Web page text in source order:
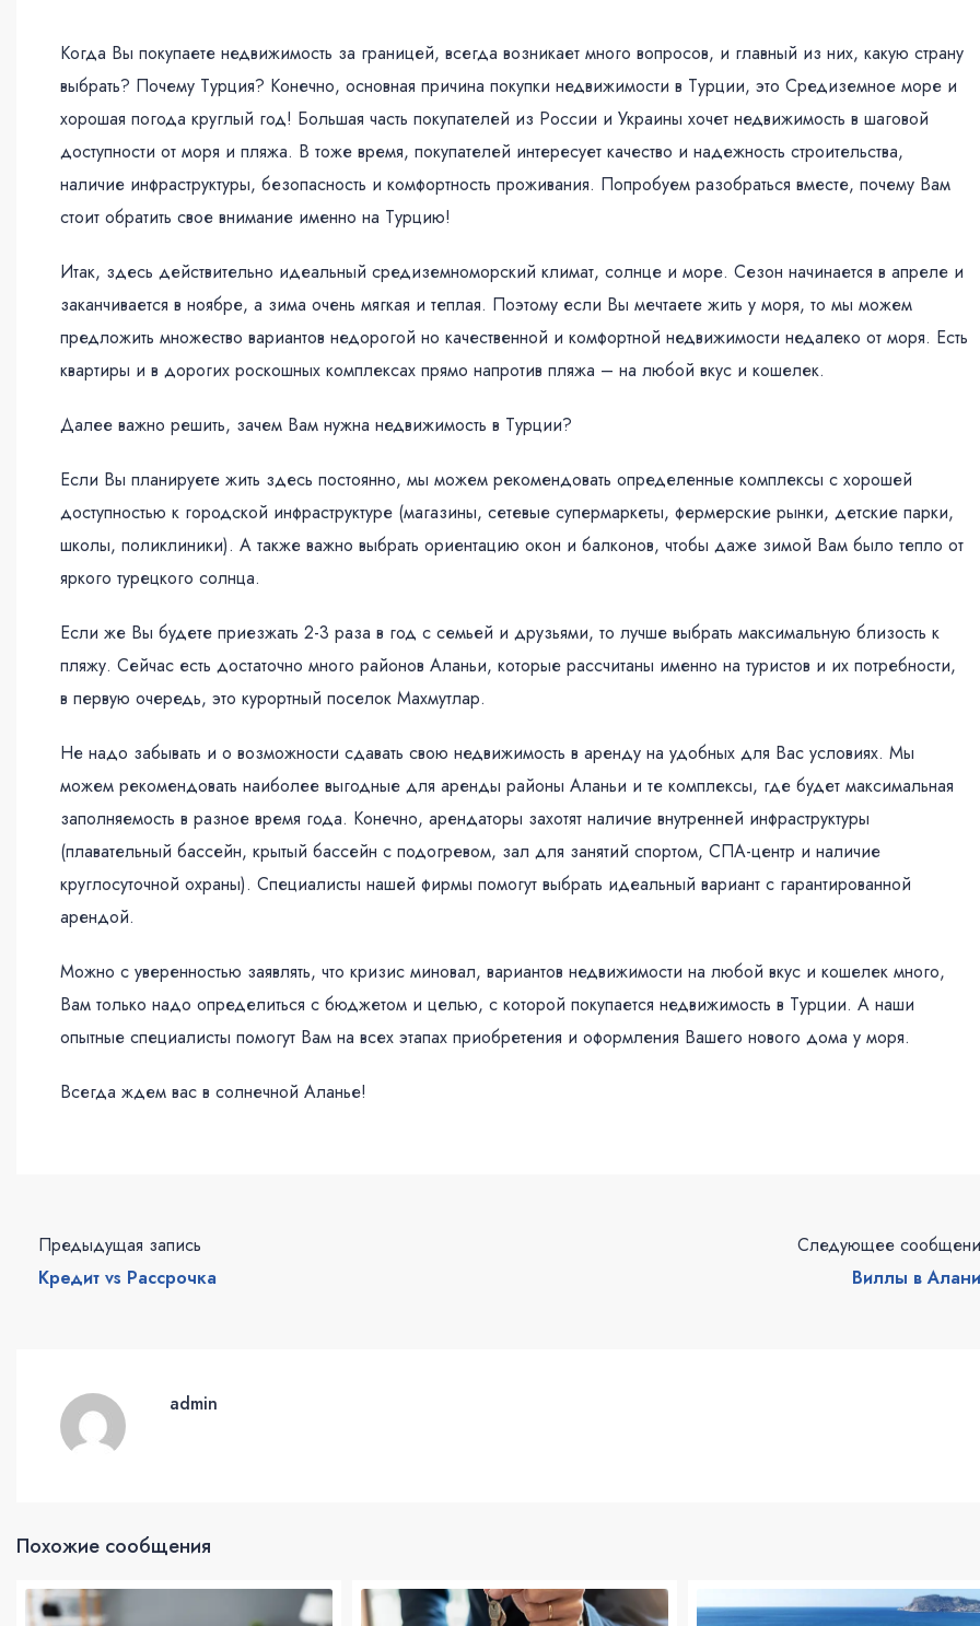
Когда Вы покупаете недвижимость за границей, всегда возникает много вопросов, и главный из них, какую страну
выбрать? Почему Турция? Конечно, основная причина покупки недвижимости в Турции, это Средиземное море и
хорошая погода круглый год! Большая часть покупателей из России и Украины хочет недвижимость в шаговой
доступности от моря и пляжа. В тоже время, покупателей интересует качество и надежность строительства,
наличие инфраструктуры, безопасность и комфортность проживания. Попробуем разобраться вместе, почему Вам
стоит обратить свое внимание именно на Турцию!
Итак, здесь действительно идеальный средиземноморский климат, солнце и море. Сезон начинается в апреле и
заканчивается в ноябре, а зима очень мягкая и теплая. Поэтому если Вы мечтаете жить у моря, то мы можем
предложить множество вариантов недорогой но качественной и комфортной недвижимости недалеко от моря. Есть
квартиры и в дорогих роскошных комплексах прямо напротив пляжа – на любой вкус и кошелек.
Далее важно решить, зачем Вам нужна недвижимость в Турции?
Если Вы планируете жить здесь постоянно, мы можем рекомендовать определенные комплексы с хорошей
доступностью к городской инфраструктуре (магазины, сетевые супермаркеты, фермерские рынки, детские парки,
школы, поликлиники). А также важно выбрать ориентацию окон и балконов, чтобы даже зимой Вам было тепло от
яркого турецкого солнца.
Если же Вы будете приезжать 2-3 раза в год с семьей и друзьями, то лучше выбрать максимальную близость к
пляжу. Сейчас есть достаточно много районов Аланьи, которые рассчитаны именно на туристов и их потребности,
в первую очередь, это курортный поселок Махмутлар.
Не надо забывать и о возможности сдавать свою недвижимость в аренду на удобных для Вас условиях. Мы
можем рекомендовать наиболее выгодные для аренды районы Аланьи и те комплексы, где будет максимальная
заполняемость в разное время года. Конечно, арендаторы захотят наличие внутренней инфраструктуры
(плавательный бассейн, крытый бассейн с подогревом, зал для занятий спортом, СПА-центр и наличие
круглосуточной охраны). Специалисты нашей фирмы помогут выбрать идеальный вариант с гарантированной
арендой.
Можно с уверенностью заявлять, что кризис миновал, вариантов недвижимости на любой вкус и кошелек много,
Вам только надо определиться с бюджетом и целью, с которой покупается недвижимость в Турции. А наши
опытные специалисты помогут Вам на всех этапах приобретения и оформления Вашего нового дома у моря.
Всегда ждем вас в солнечной Аланье!
Предыдущая запись
Кредит vs Рассрочка
Следующее
Виллы в
admin
Похожие сообщения